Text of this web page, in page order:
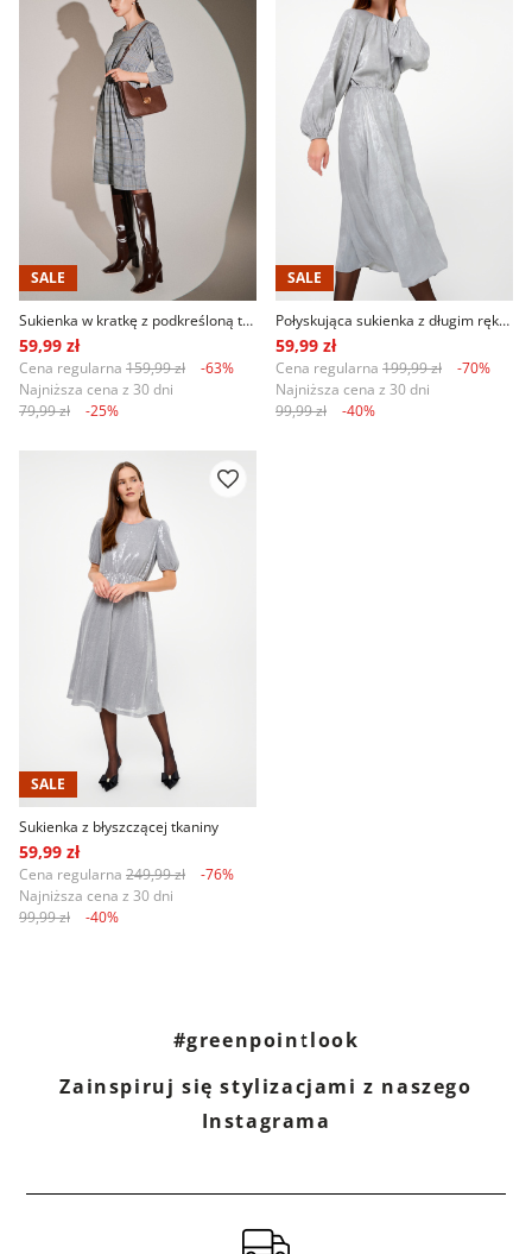
SALE
Sukienka w kratkę z podkreśloną talią
59,99 zł
Cena regularna 159,99 zł
-63%
Najniższa cena z 30 dni
79,99 zł
-25%
SALE
Połyskująca sukienka z długim rękawem
59,99 zł
Cena regularna 199,99 zł
-70%
Najniższa cena z 30 dni
99,99 zł
-40%
SALE
Sukienka z błyszczącej tkaniny
59,99 zł
Cena regularna 249,99 zł
-76%
Najniższa cena z 30 dni
99,99 zł
-40%
#greenpointlook
Zainspiruj się stylizacjami z naszego
Instagrama